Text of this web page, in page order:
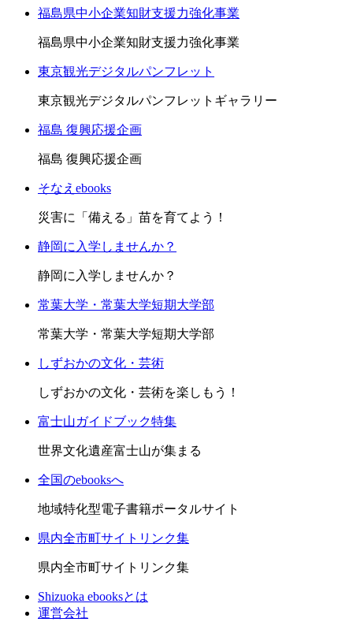
福島県中小企業知財支援力強化事業
福島県中小企業知財支援力強化事業
東京観光デジタルパンフレット
東京観光デジタルパンフレットギャラリー
福島 復興応援企画
福島 復興応援企画
そなえebooks
災害に「備える」苗を育てよう！
静岡に入学しませんか？
静岡に入学しませんか？
常葉大学・常葉大学短期大学部
常葉大学・常葉大学短期大学部
しずおかの文化・芸術
しずおかの文化・芸術を楽しもう！
富士山ガイドブック特集
世界文化遺産富士山が集まる
全国のebooksへ
地域特化型電子書籍ポータルサイト
県内全市町サイトリンク集
県内全市町サイトリンク集
Shizuoka ebooksとは
運営会社